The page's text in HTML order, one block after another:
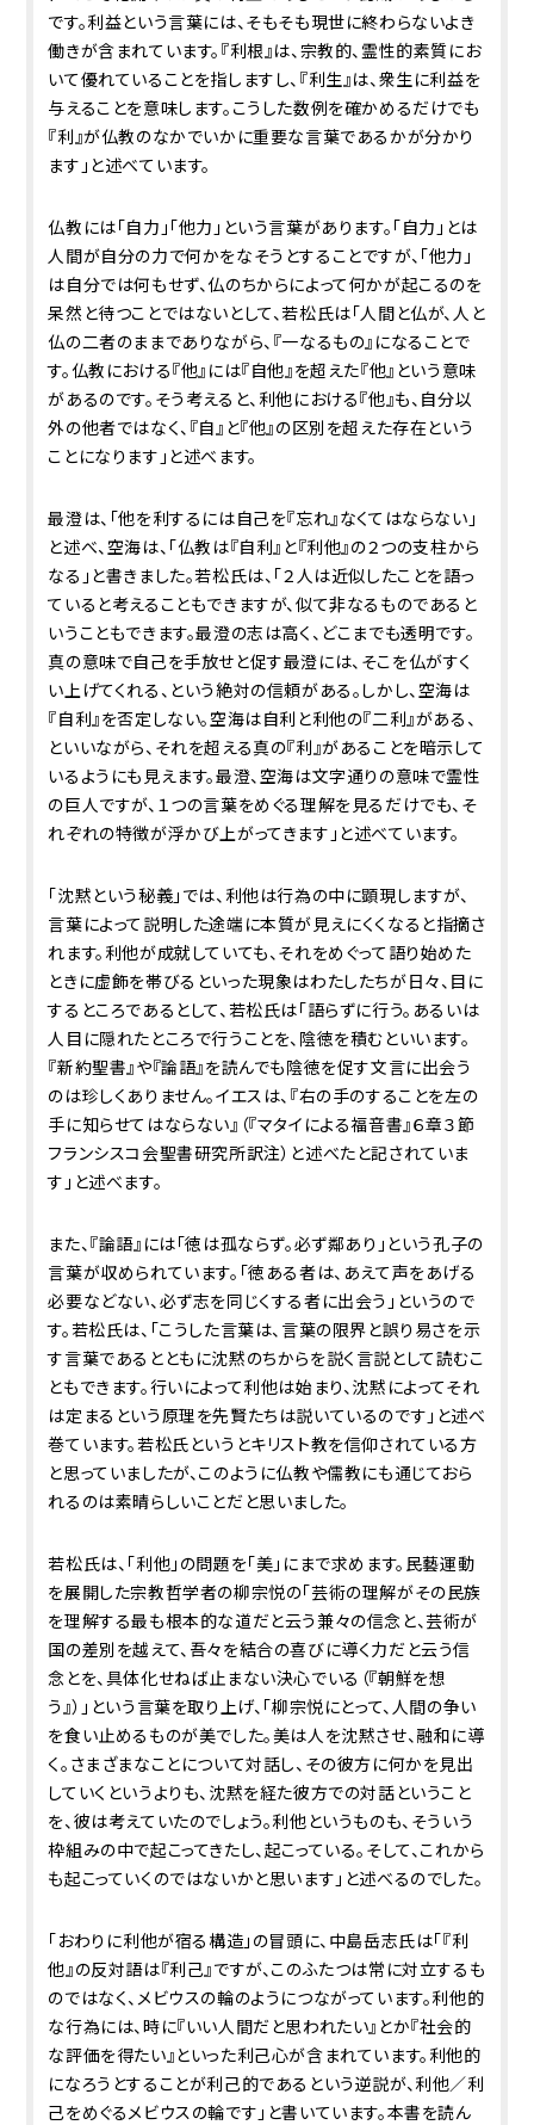
です。利益という言葉には、そもそも現世に終わらないよき
働きが含まれています。『利根』は、宗教的、霊性的素質にお
いて優れていることを指しますし、『利生』は、衆生に利益を
与えることを意味します。こうした数例を確かめるだけでも
『利』が仏教のなかでいかに重要な言葉であるかが分かり
ます」と述べています。
仏教には「自力」「他力」という言葉があります。「自力」とは
人間が自分の力で何かをなそうとすることですが、「他力」
は自分では何もせず、仏のちからによって何かが起こるのを
呆然と待つことではないとして、若松氏は「人間と仏が、人と
仏の二者のままでありながら、『一なるもの』になることで
す。仏教における『他』には『自他』を超えた『他』という意味
があるのです。そう考えると、利他における『他』も、自分以
外の他者ではなく、『自』と『他』の区別を超えた存在という
ことになります」と述べます。
最澄は、「他を利するには自己を『忘れ』なくてはならない」
と述べ、空海は、「仏教は『自利』と『利他』の２つの支柱から
なる」と書きました。若松氏は、「２人は近似したことを語っ
ていると考えることもできますが、似て非なるものであると
いうこともできます。最澄の志は高く、どこまでも透明です。
真の意味で自己を手放せと促す最澄には、そこを仏がすく
い上げてくれる、という絶対の信頼がある。しかし、空海は
『自利』を否定しない。空海は自利と利他の『二利』がある、
といいながら、それを超える真の『利』があることを暗示して
いるようにも見えます。最澄、空海は文字通りの意味で霊性
の巨人ですが、１つの言葉をめぐる理解を見るだけでも、そ
れぞれの特徴が浮かび上がってきます」と述べています。
「沈黙という秘義」では、利他は行為の中に顕現しますが、
言葉によって説明した途端に本質が見えにくくなると指摘さ
れます。利他が成就していても、それをめぐって語り始めた
ときに虚飾を帯びるといった現象はわたしたちが日々、目に
するところであるとして、若松氏は「語らずに行う。あるいは
人目に隠れたところで行うことを、陰徳を積むといいます。
『新約聖書』や『論語』を読んでも陰徳を促す文言に出会う
のは珍しくありません。イエスは、『右の手のすることを左の
手に知らせてはならない』（『マタイによる福音書』６章３節
フランシスコ会聖書研究所訳注）と述べたと記されていま
す」と述べます。
また、『論語』には「徳は孤ならず。必ず鄰あり」という孔子の
言葉が収められています。「徳ある者は、あえて声をあげる
必要などない、必ず志を同じくする者に出会う」というので
す。若松氏は、「こうした言葉は、言葉の限界と誤り易さを示
す言葉であるとともに沈黙のちからを説く言説として読むこ
ともできます。行いによって利他は始まり、沈黙によってそれ
は定まるという原理を先賢たちは説いているのです」と述べ
巻ています。若松氏というとキリスト教を信仰されている方
と思っていましたが、このように仏教や儒教にも通じておら
れるのは素晴らしいことだと思いました。
若松氏は、「利他」の問題を「美」にまで求めます。民藝運動
を展開した宗教哲学者の柳宗悦の「芸術の理解がその民族
を理解する最も根本的な道だと云う兼々の信念と、芸術が
国の差別を越えて、吾々を結合の喜びに導く力だと云う信
念とを、具体化せねば止まない決心でいる（『朝鮮を想
う』）」という言葉を取り上げ、「柳宗悦にとって、人間の争い
を食い止めるものが美でした。美は人を沈黙させ、融和に導
く。さまざまなことについて対話し、その彼方に何かを見出
していくというよりも、沈黙を経た彼方での対話ということ
を、彼は考えていたのでしょう。利他というものも、そういう
枠組みの中で起こってきたし、起こっている。そして、これから
も起こっていくのではないかと思います」と述べるのでした。
「おわりに――利他が宿る構造」の冒頭に、中島岳志氏は「『利
他』の反対語は『利己』ですが、このふたつは常に対立するも
のではなく、メビウスの輪のようにつながっています。利他的
な行為には、時に『いい人間だと思われたい』とか『社会的
な評価を得たい』といった利己心が含まれています。利他的
になろうとすることが利己的であるという逆説が、利他／利
己をめぐるメビウスの輪です」と書いています。本書を読ん